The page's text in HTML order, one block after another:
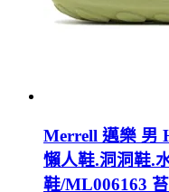
Merrell 邁樂 男
懶人鞋.洞洞鞋.
鞋/ML006163